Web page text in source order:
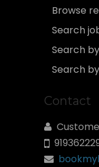
Browse
Search
Search
Search
Contact